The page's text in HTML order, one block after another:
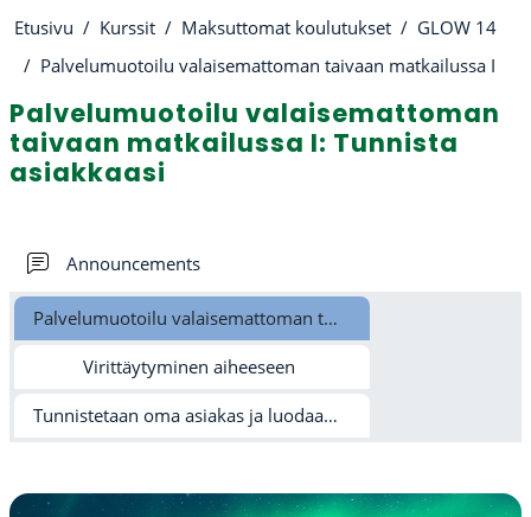
Etusivu Kurssit Maksuttomat koulutukset
GLOW 14
Palvelumuotoilu valaisemattoman taivaan matkailussa I
Palvelumuotoilu valaisemattoman
taivaan matkailussa I: Tunnista
asiakkaasi
Announcements
Palvelumuotoilu valaisemattoman taivaan matkailussa I
Virittäytyminen aiheeseen
Tunnistetaan oma asiakas ja luodaan ideoita